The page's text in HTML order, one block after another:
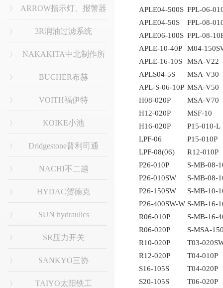
ARROW指示灯、报警器
3R润油过滤系统
NAKAKITA中北制作所
BUCHER布赫
VOITH福伊特
KOIKE小池
Dridgestone普利司通
NACHI不二越
HYDAC贺德克
SUN hydraulics
SR压力开关
SANKYO三协
TAIYO太阳铁工
APLE04-500S FPL-06-
APLE04-50S
FPL-08-
APLE06-100S FPL-08-
APLE-10-40P
M04-
APLE-16-10S
MSA-V22
APLS04-5S
MSA-V30
APL-S-06-10P MSA-V50
H08-020P
MSA-V70
H12-020P
MSF-10
H16-020P
P15-010-L
LPF-06
P15-010P
LPF-08(06)
R12-010P
P26-010P
S-MB-08-
P26-010SW
S-MB-08-
P26-150SW
S-MB-10-
P26-400SW-W S-MB-16-
R06-010P
S-MB-16-
R06-020P
S-MSA-
R10-020P
T03-
R12-020P
T04-010P
S16-105S
T04-020P
S20-105S
T06-020P